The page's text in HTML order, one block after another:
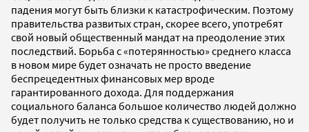
падения могут быть близки к катастрофическим. Поэтому
правительства развитых стран, скорее всего, употребят
свой новый общественный мандат на преодоление этих
последствий. Борьба с «потерянностью» среднего класса
в новом мире будет означать не просто введение
беспрецедентных финансовых мер вроде
гарантированного дохода. Для поддержания
социального баланса большое количество людей должно
будет получить не только средства к существованию, но и